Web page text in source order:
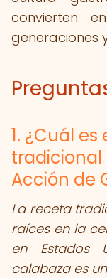
convierten
generaciones
1. ¿Cuál
tradicional
Acción de
La receta
raíces en la
en Estados
calabaza es